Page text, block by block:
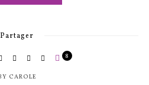
Partager
CAROLE
8